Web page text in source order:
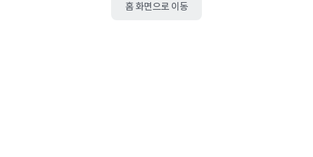
홈 화면으로 이동